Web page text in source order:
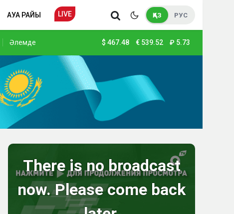
АУА РАЙЫ LIVE ҚАЗ РУС
Әлемде $ 467.48 € 539.52 ₽ 5.73